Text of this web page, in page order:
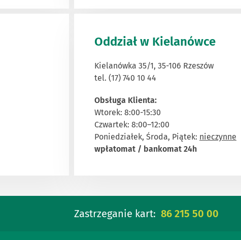
Oddział w Kielanówce
Kielanówka 35/1, 35-106 Rzeszów
tel. (17) 740 10 44
Obsługa Klienta:
Wtorek: 8:00-15:30
Czwartek: 8:00–12:00
Poniedziałek, Środa, Piątek: nieczynne
wpłatomat / bankomat 24h
Zastrzeganie kart: 86 215 50 00